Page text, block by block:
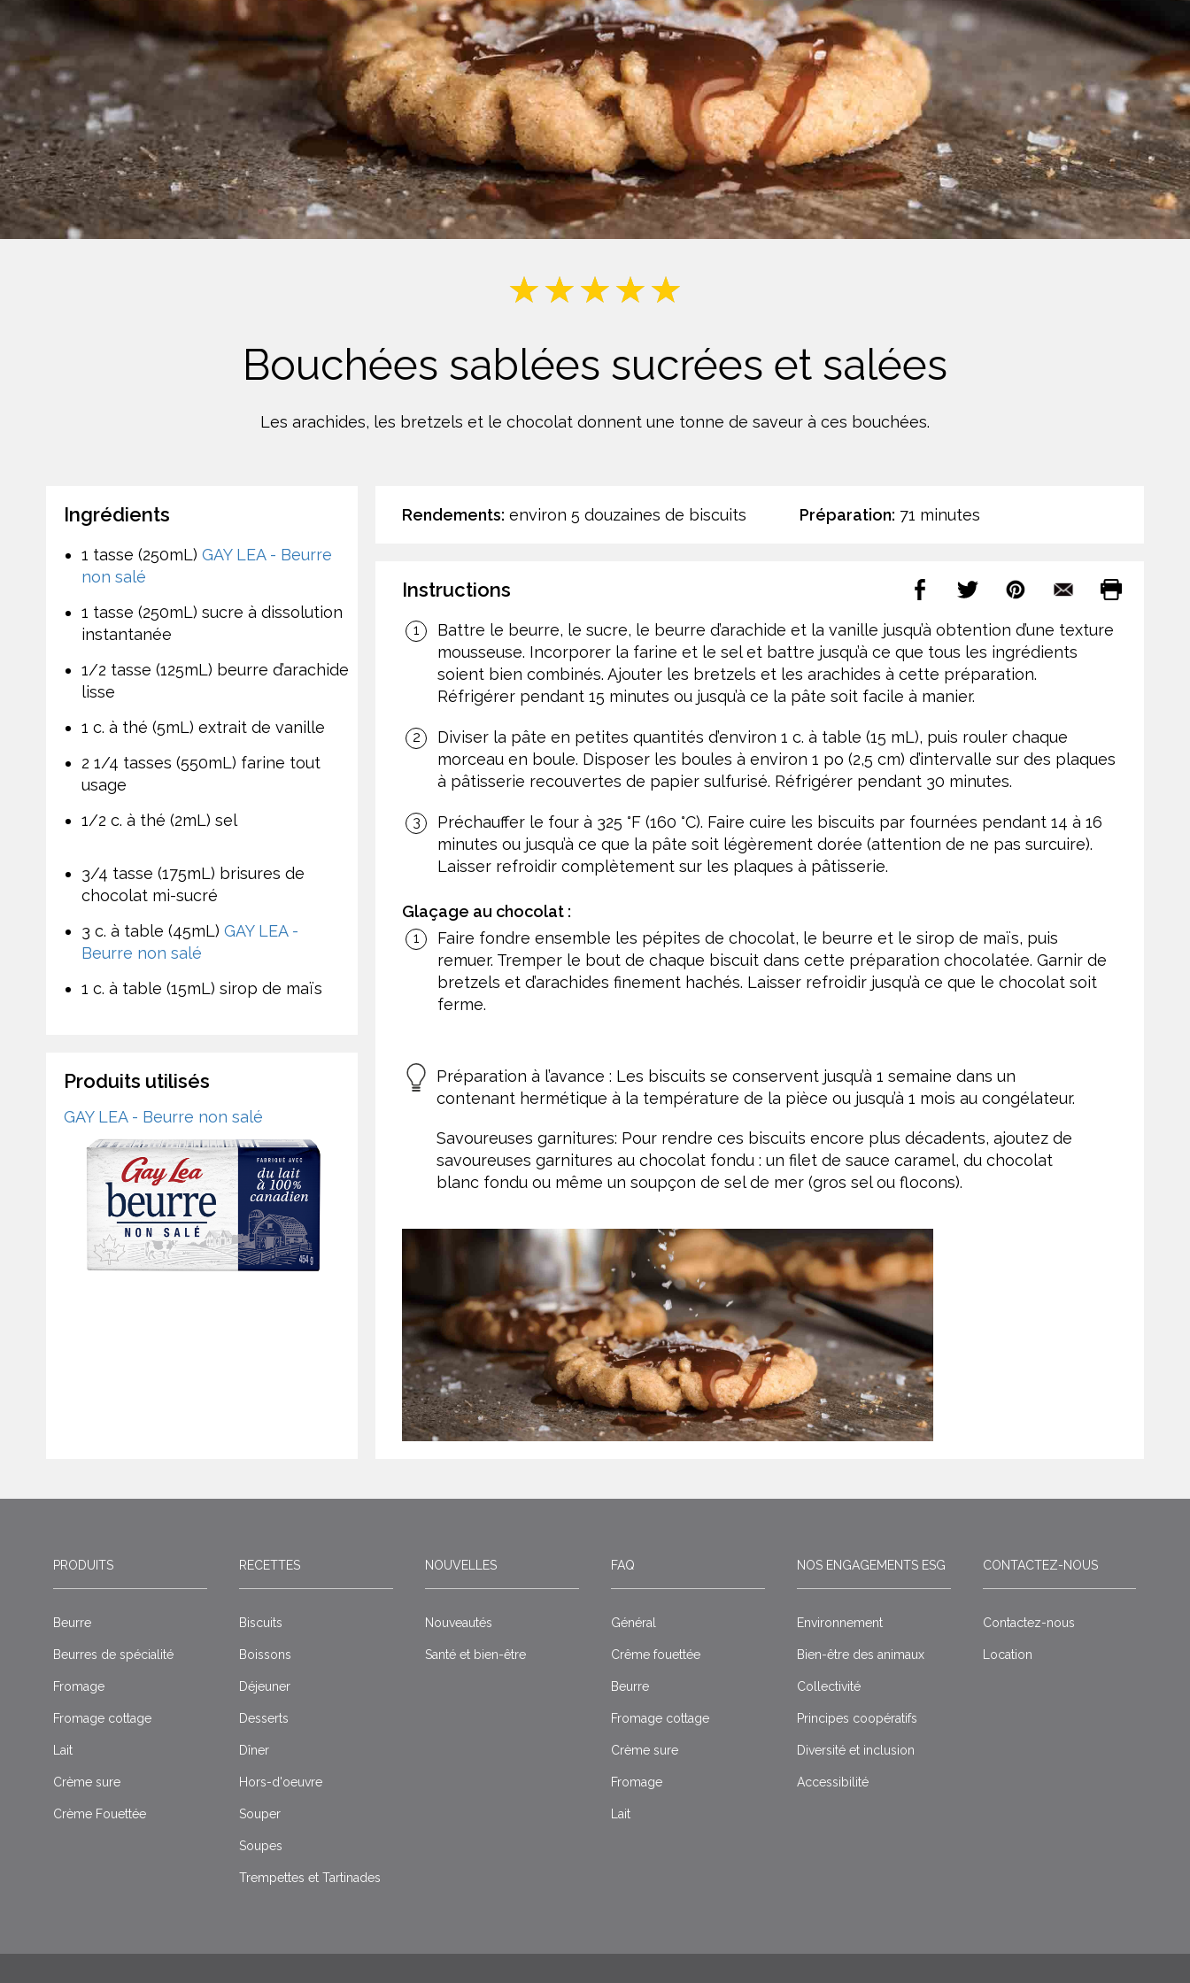
Desserts
Boissons
Biscuits
Lait
Yogourt
Bouchées sablées sucrées et salées
Les arachides, les bretzels et le chocolat donnent une tonne de saveur à ces bouchées.
Rendements: environ 5 douzaines de biscuits Préparation: 71 minutes
Instructions
Battre le beurre, le sucre, le beurre d’arachide et la vanille jusqu’à obtention d’une texture
mousseuse. Incorporer la farine et le sel et battre jusqu’à ce que tous les ingrédients
soient bien combinés. Ajouter les bretzels et les arachides à cette préparation.
Réfrigérer pendant 15 minutes ou jusqu’à ce la pâte soit facile à manier.
Diviser la pâte en petites quantités d’environ 1 c. à table (15 mL), puis rouler chaque
morceau en boule. Disposer les boules à environ 1 po (2,5 cm) d’intervalle sur des plaques
à pâtisserie recouvertes de papier sulfurisé. Réfrigérer pendant 30 minutes.
Préchauffer le four à 325 °F (160 °C). Faire cuire les biscuits par fournées pendant 14 à 16
minutes ou jusqu’à ce que la pâte soit légèrement dorée (attention de ne pas surcuire).
Laisser refroidir complètement sur les plaques à pâtisserie.
Glaçage au chocolat :
Faire fondre ensemble les pépites de chocolat, le beurre et le sirop de maïs, puis
remuer. Tremper le bout de chaque biscuit dans cette préparation chocolatée. Garnir de
bretzels et d’arachides finement hachés. Laisser refroidir jusqu’à ce que le chocolat soit
ferme.
Préparation à l’avance : Les biscuits se conservent jusqu’à 1 semaine dans un
contenant hermétique à la température de la pièce ou jusqu’à 1 mois au congélateur.
Savoureuses garnitures: Pour rendre ces biscuits encore plus décadents, ajoutez de
savoureuses garnitures au chocolat fondu : un filet de sauce caramel, du chocolat
blanc fondu ou même un soupçon de sel de mer (gros sel ou flocons).
Ingrédients
1 tasse (250mL) GAY LEA - Beurre
non salé
1 tasse (250mL) sucre à dissolution
instantanée
1/2 tasse (125mL) beurre d’arachide
lisse
1 c. à thé (5mL) extrait de vanille
2 1/4 tasses (550mL) farine tout
usage
1/2 c. à thé (2mL) sel
3/4 tasse (175mL) brisures de
chocolat mi-sucré
3 c. à table (45mL) GAY LEA -
Beurre non salé
1 c. à table (15mL) sirop de maïs
Produits utilisés
GAY LEA - Beurre non salé
PRODUITS
Beurre
Beurres de spécialité
Fromage
Fromage cottage
Lait
Crème sure
Crème Fouettée
RECETTES
Biscuits
Boissons
Déjeuner
Desserts
Dîner
Hors-d'oeuvre
Souper
Soupes
Trempettes et Tartinades
NOUVELLES
Nouveautés
Santé et bien-être
FAQ
Général
Crême fouettée
Beurre
Fromage cottage
Crème sure
Fromage
Lait
NOS ENGAGEMENTS ESG
Environnement
Bien-être des animaux
Collectivité
Principes coopératifs
Diversité et inclusion
Accessibilité
CONTACTEZ-NOUS
Contactez-nous
Location